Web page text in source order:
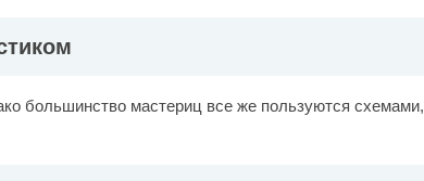
большинство мастериц все же пользуются схемами,